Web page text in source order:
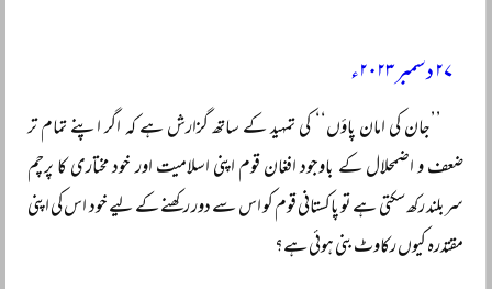
۲۷ دسمبر ۲۰۲۳ء
’’جان کی امان پاؤں‘‘ کی تمہید کے ساتھ گزارش ہے کہ اگر اپنے تمام تر
ضعف و اضمحلال کے باوجود افغان قوم اپنی اسلامیت اور خود مختاری کا پرچم
سربلند رکھ سکتی ہے تو پاکستانی قوم کو اس سے دور رکھنے کے لیے خود اس کی اپنی
مقتدرہ کیوں رکاوٹ بنی ہوئی ہے؟